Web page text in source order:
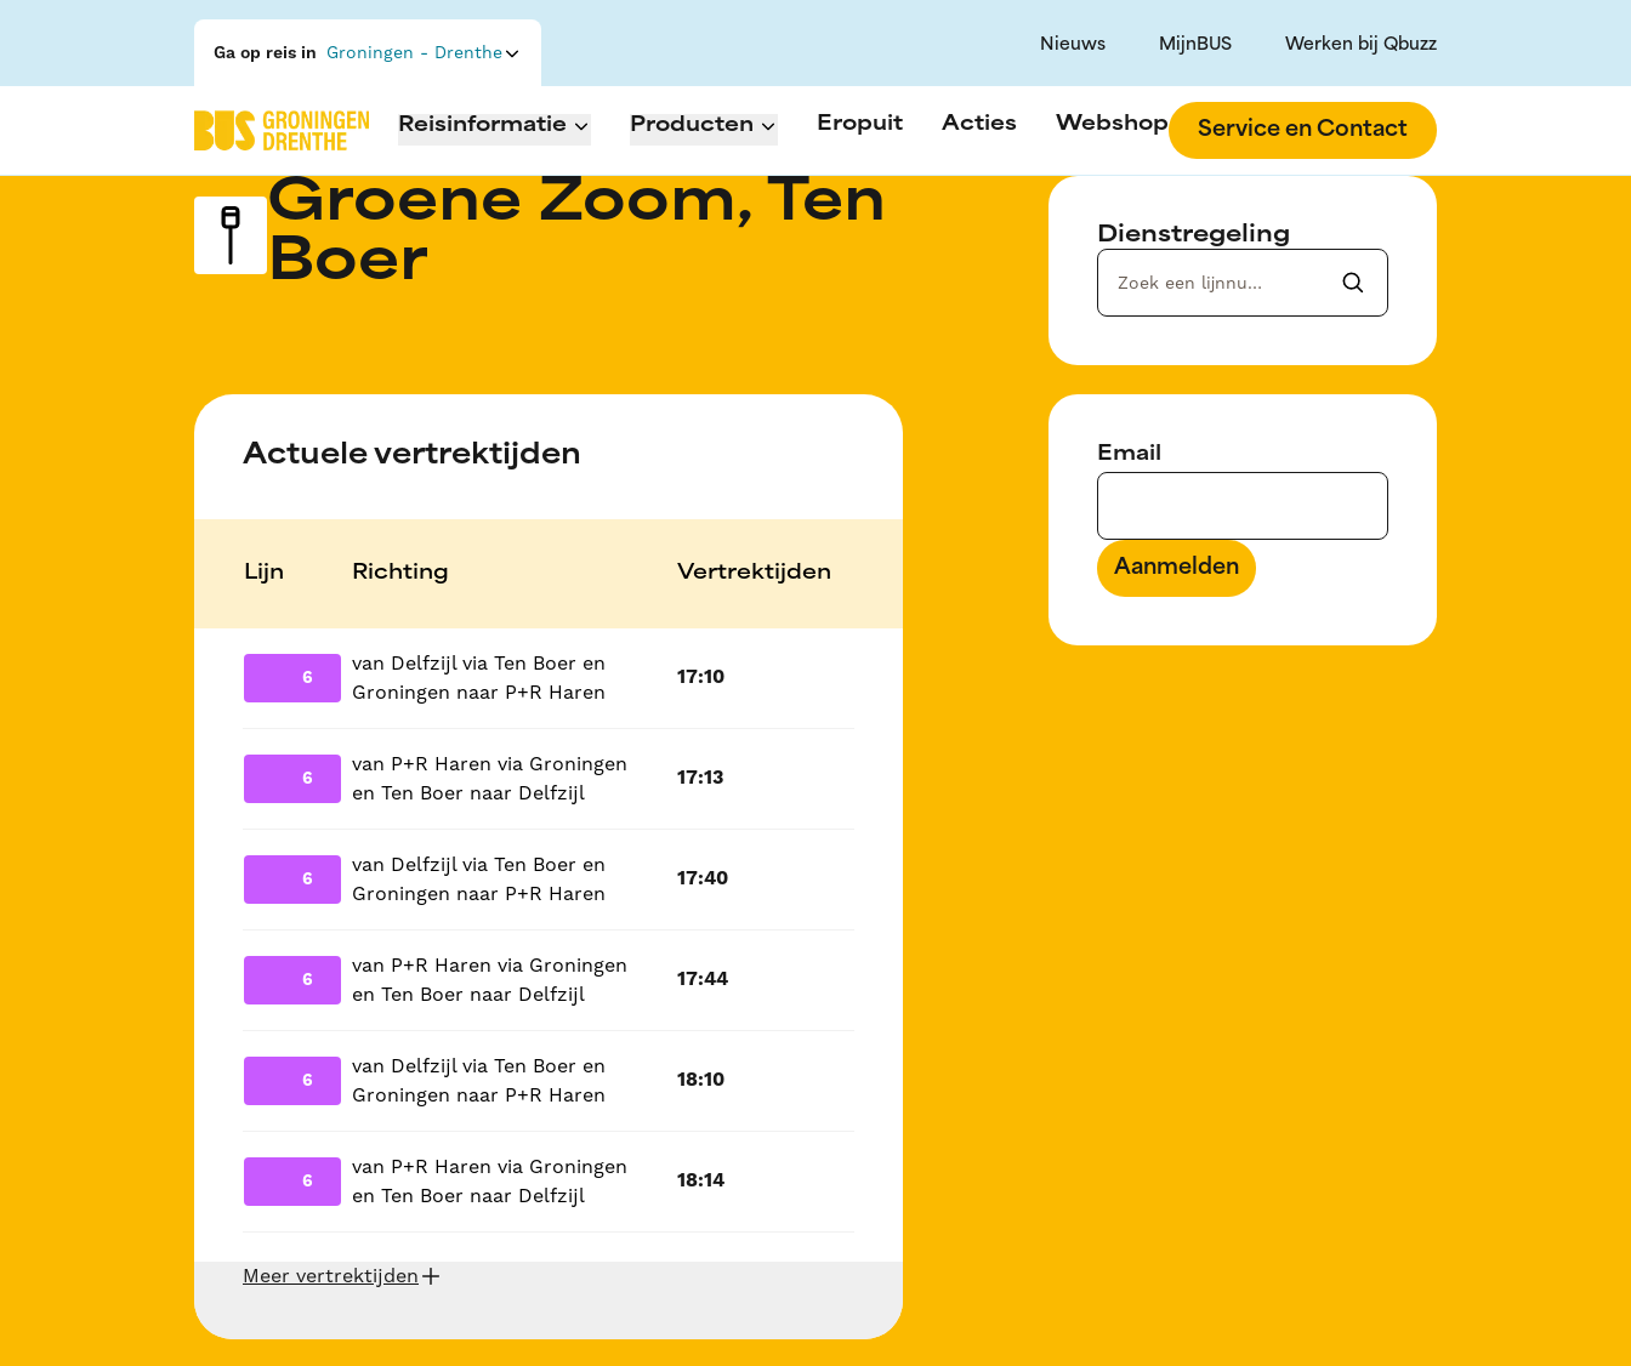
Ga op reis in Groningen - Drenthe Nieuws MijnBUS Werken bij Qbuzz
Reisinformatie Producten Eropuit Acties Webshop Service en Contact
Groene Zoom, Ten
Boer
Dienstregeling
Actuele vertrektijden
Lijn Richting Vertrektijden
6
van Delfzijl via Ten Boer en
Groningen naar P+R Haren
17:10
6
van P+R Haren via Groningen
en Ten Boer naar Delfzijl
17:13
6
van Delfzijl via Ten Boer en
Groningen naar P+R Haren
17:40
6
van P+R Haren via Groningen
en Ten Boer naar Delfzijl
17:44
6
van Delfzijl via Ten Boer en
Groningen naar P+R Haren
18:10
6
van P+R Haren via Groningen
en Ten Boer naar Delfzijl
18:14
Meer vertrektijden
Email
Aanmelden